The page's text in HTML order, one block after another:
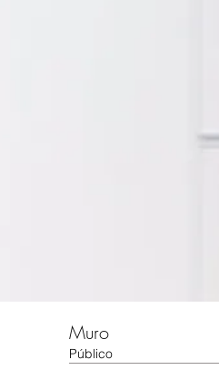
Muro
Público